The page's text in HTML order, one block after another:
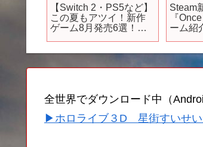
【Switch 2・PS5など】
この夏もアツイ！新作
ゲーム8月発売6選！
Steam
『
ーム紹
全世界でダウンロード中（
▶ホロライブ３D 星街すいせい